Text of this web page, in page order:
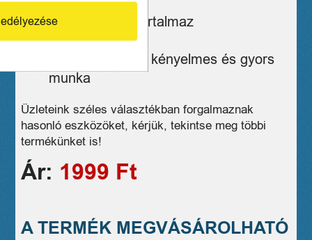
4 db adaptert tartalmaz
Könnyű súly
Kétutas pumpa, kényelmes és gyors
munka
Üzleteink széles választékban forgalmaznak
hasonló eszközöket, kérjük, tekintse meg többi
termékünket is!
Ár: 1999 Ft
A TERMÉK MEGVÁSÁROLHATÓ